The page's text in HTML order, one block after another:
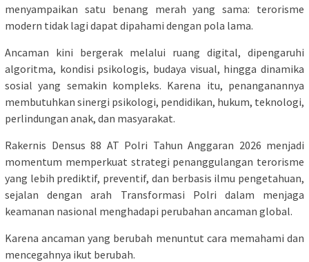
menyampaikan satu benang merah yang sama: terorisme
modern tidak lagi dapat dipahami dengan pola lama.
Ancaman kini bergerak melalui ruang digital, dipengaruhi
algoritma, kondisi psikologis, budaya visual, hingga dinamika
sosial yang semakin kompleks. Karena itu, penanganannya
membutuhkan sinergi psikologi, pendidikan, hukum, teknologi,
perlindungan anak, dan masyarakat.
Rakernis Densus 88 AT Polri Tahun Anggaran 2026 menjadi
momentum memperkuat strategi penanggulangan terorisme
yang lebih prediktif, preventif, dan berbasis ilmu pengetahuan,
sejalan dengan arah Transformasi Polri dalam menjaga
keamanan nasional menghadapi perubahan ancaman global.
Karena ancaman yang berubah menuntut cara memahami dan
mencegahnya ikut berubah.